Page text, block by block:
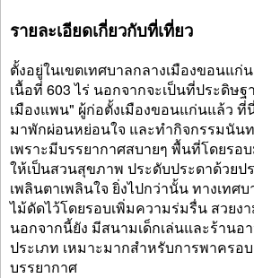
รายละเอียดเกี่ยวกับที่เที่ยว
ตั้งอยู่ในเขตเทศบาลกลางเมืองขอนแ
เนื้อที่ 603 ไร่ นอกจากจะเป็นที่ประดิษฐ
เมืองแพน" ผู้ก่อตั้งเมืองขอนแก่นแล้ว
มาพักผ่อนหย่อนใจ และทำกิจกรรมนัน
เพราะมีบรรยากาศสบายๆ พื้นที่โดยรอ
ให้เป็นสวนสุขภาพ ประดับประดาด้วยป
เพลินตาเพลินใจ ยิ่งไปกว่านั้น ทางเท
ไม้ดัดไว้โดยรอบเพิ่มความร่มรื่น สวยง
นอกจากนี้ยัง มีสนามเด็กเล่นและร้านอ
ประเภท เหมาะมากสำหรับการพาครอ
บรรยากาศ